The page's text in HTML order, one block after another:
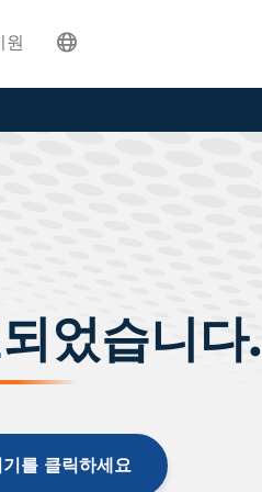
원
었습니다.
를 클릭하세요